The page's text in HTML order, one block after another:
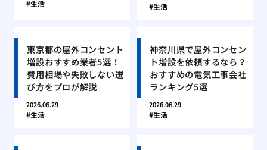
生活 生活
東京都の屋外コンセント
増設おすすめ業者5選！
費用相場や失敗しない選
び方をプロが解説
2026.06.29
生活
神奈川県で屋外コンセン
ト増設を依頼するなら？
おすすめの電気工事会社
ランキング5選
2026.06.29
生活